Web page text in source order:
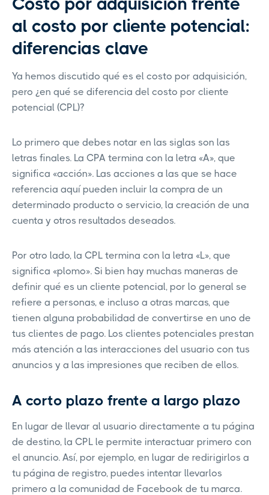
al costo por cliente potencial:
diferencias clave
Ya hemos discutido qué es el costo por adquisición,
pero ¿en qué se diferencia del costo por cliente
potencial (CPL)?
Lo primero que debes notar en las siglas son las
letras finales. La CPA termina con la letra «A», que
significa «acción». Las acciones a las que se hace
referencia aquí pueden incluir la compra de un
determinado producto o servicio, la creación de una
cuenta y otros resultados deseados.
Por otro lado, la CPL termina con la letra «L», que
significa «plomo». Si bien hay muchas maneras de
definir qué es un cliente potencial, por lo general se
refiere a personas, e incluso a otras marcas, que
tienen alguna probabilidad de convertirse en uno de
tus clientes de pago. Los clientes potenciales prestan
más atención a las interacciones del usuario con tus
anuncios y a las impresiones que reciben de ellos.
A corto plazo frente a largo plazo
En lugar de llevar al usuario directamente a tu página
de destino, la CPL le permite interactuar primero con
el anuncio. Así, por ejemplo, en lugar de redirigirlos a
tu página de registro, puedes intentar llevarlos
primero a la comunidad de Facebook de tu marca.